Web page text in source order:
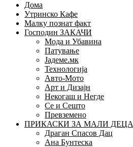
Дома
Утринско Кафе
Малку познат факт
Господин ЗАКАЧИ
Мода и Убавина
Патување
Јадеме.мк
Технологија
Авто-Мото
Арт и Дизајн
Некогаш и Негде
Се и Сешто
Превземено
ПРИКАСКИ ЗА МАЛИ ДЕЦА
Драган Спасов Дац
Ана Бунтеска